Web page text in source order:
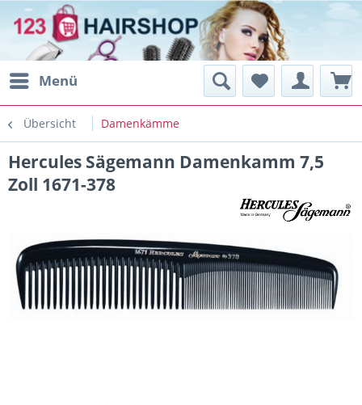
Menü
Übersicht Damenkämme
Hercules Sägemann Damenkamm 7,5
Zoll 1671-378